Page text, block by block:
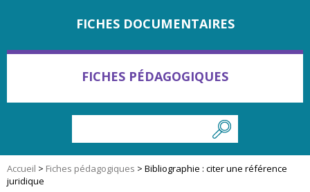
FICHES DOCUMENTAIRES
FICHES PÉDAGOGIQUES
Accueil > Fiches pédagogiques > Bibliographie : citer une référence
juridique